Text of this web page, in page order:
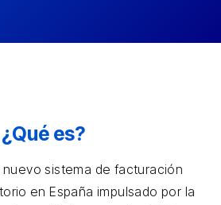
¿Qué es?
nuevo sistema de facturación
en España impulsado por la